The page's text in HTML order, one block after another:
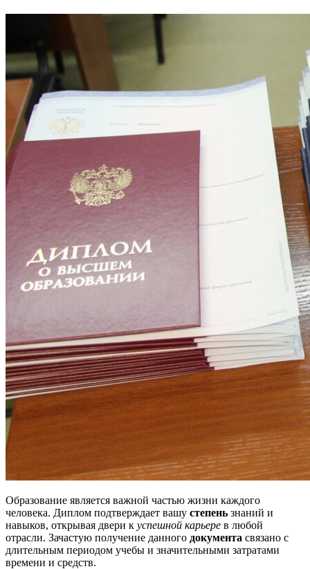
Образование является важной частью жизни каждого
человека. Диплом подтверждает вашу степень знаний и
навыков, открывая двери к успешной карьере в любой
отрасли. Зачастую получение данного документа связано с
длительным периодом учебы и значительными затратами
времени и средств.